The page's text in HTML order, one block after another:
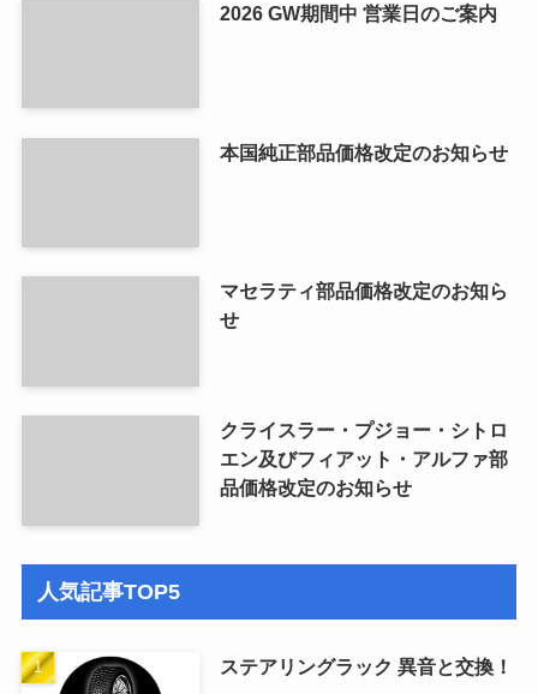
2026 GW期間中 営業日のご案内
本国純正部品価格改定のお知らせ
マセラティ部品価格改定のお知ら
せ
クライスラー・プジョー・シトロ
エン及びフィアット・アルファ部
品価格改定のお知らせ
人気記事TOP5
ステアリングラック 異音と交換！